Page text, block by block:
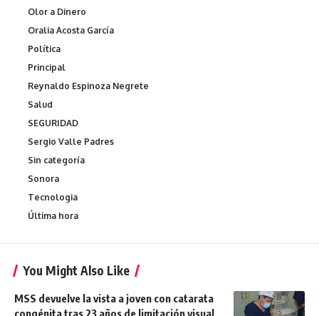
Olor a Dinero
Oralia Acosta García
Política
Principal
Reynaldo Espinoza Negrete
Salud
SEGURIDAD
Sergio Valle Padres
Sin categoría
Sonora
Tecnologia
Última hora
You Might Also Like
MSS devuelve la vista a joven con catarata
congénita tras 23 años de limitación visual